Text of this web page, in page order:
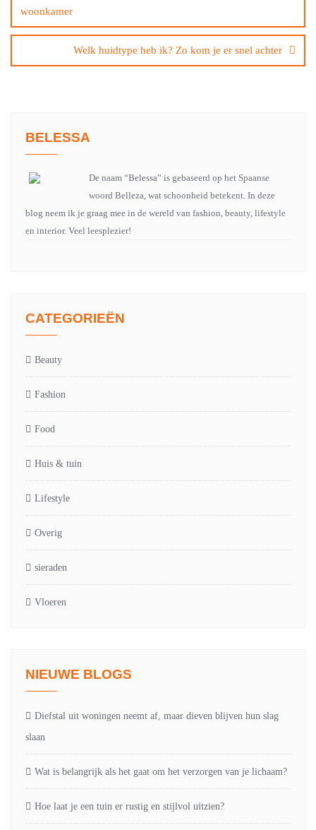
woonkamer
Welk huidtype heb ik? Zo kom je er snel achter
BELESSA
De naam “Belessa” is gebaseerd op het Spaanse
woord Belleza, wat schoonheid betekent. In deze
blog neem ik je graag mee in de wereld van fashion, beauty, lifestyle
en interior. Veel leesplezier!
CATEGORIEËN
Beauty
Fashion
Food
Huis & tuin
Lifestyle
Overig
sieraden
Vloeren
NIEUWE BLOGS
Diefstal uit woningen neemt af, maar dieven blijven hun slag
slaan
Wat is belangrijk als het gaat om het verzorgen van je lichaam?
Hoe laat je een tuin er rustig en stijlvol uitzien?